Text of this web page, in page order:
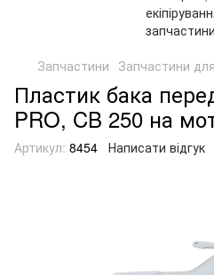
Запчастини Запчастини
Пластик бака
PRO, CB 250 на
Артикул: 8454 Написати відгук